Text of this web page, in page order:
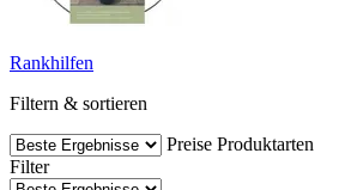
Rankhilfen
Filtern & sortieren
Preise Produktarten
Filter